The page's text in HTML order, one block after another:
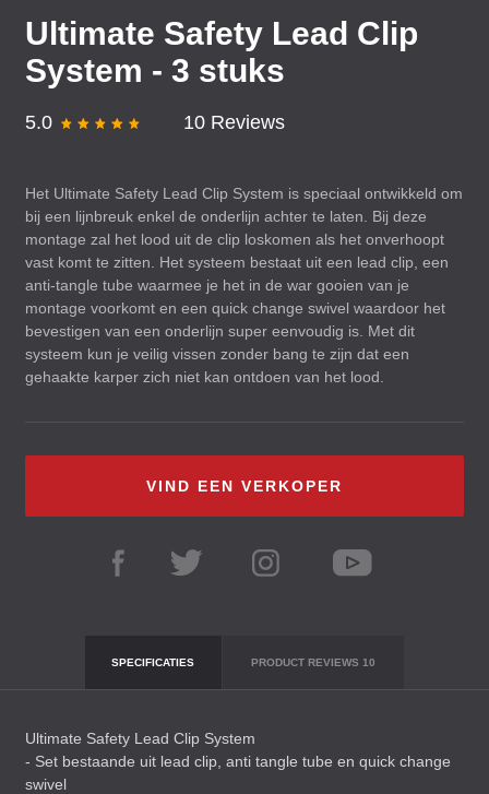
Ultimate Safety Lead Clip
System - 3 stuks
5.0 10 Reviews
Het Ultimate Safety Lead Clip System is speciaal ontwikkeld om
bij een lijnbreuk enkel de onderlijn achter te laten. Bij deze
montage zal het lood uit de clip loskomen als het onverhoopt
vast komt te zitten. Het systeem bestaat uit een lead clip, een
anti-tangle tube waarmee je het in de war gooien van je
montage voorkomt en een quick change swivel waardoor het
bevestigen van een onderlijn super eenvoudig is. Met dit
systeem kun je veilig vissen zonder bang te zijn dat een
gehaakte karper zich niet kan ontdoen van het lood.
VIND EEN VERKOPER
SPECIFICATIES PRODUCT REVIEWS 10
Ultimate Safety Lead Clip System
- Set bestaande uit lead clip, anti tangle tube en quick change
swivel